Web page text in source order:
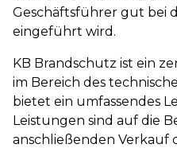
Geschäftsführer gut bei
eingeführt wird.
KB Brandschutz ist ein
im Bereich des
bietet ein umfassendes
Leistungen sind auf die
anschließenden Verkauf